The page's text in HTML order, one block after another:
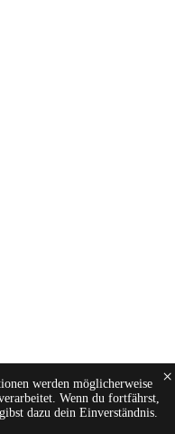
werden möglicherweise
Wenn du fortfährst,
dazu dein Einverständnis.
×